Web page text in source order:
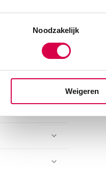
Noodzakelijk
Weigeren